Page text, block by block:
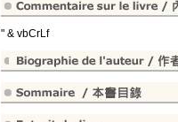
" & vbCrLf